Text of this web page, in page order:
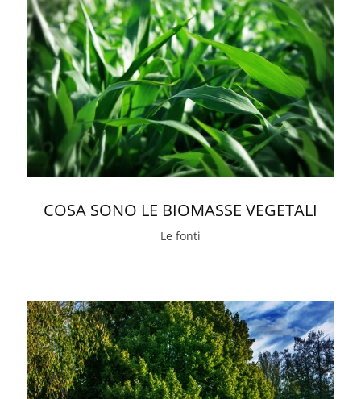
COSA SONO LE BIOMASSE VEGETALI
Le fonti